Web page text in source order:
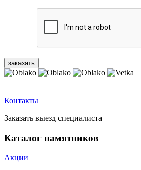
Контакты
Заказать выезд специалиста
Каталог памятников
Акции